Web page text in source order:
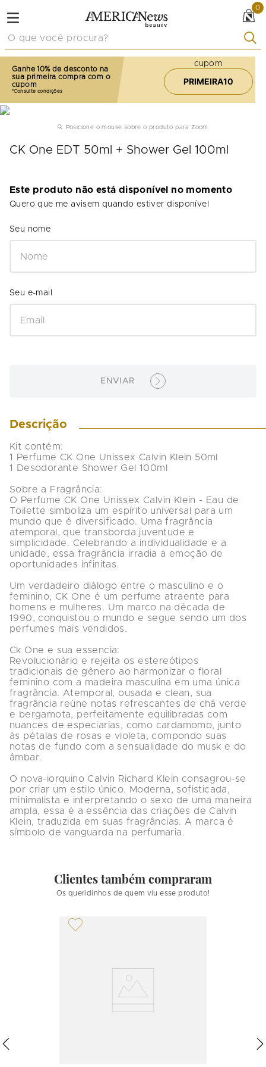
0
Ganhe 10% de desconto na
sua primeira compra com o
cupom
cupom
PRIMEIRA10
Posicione o mouse sobre o produto para Zoom
CK One EDT 50ml + Shower Gel 100ml
Este produto não está disponível no momento
Quero que me avisem quando estiver disponível
ENVIAR
Descrição
Kit contém:
1 Perfume CK One Unissex Calvin Klein 50ml
1 Desodorante Shower Gel 100ml
Sobre a Fragrância:
O Perfume CK One Unissex Calvin Klein - Eau de
Toilette simboliza um espírito universal para um
mundo que é diversificado. Uma fragrância
atemporal, que transborda juventude e
simplicidade. Celebrando a individualidade e a
unidade, essa fragrância irradia a emoção de
oportunidades infinitas.
Um verdadeiro diálogo entre o masculino e o
feminino, CK One é um perfume atraente para
homens e mulheres. Um marco na década de
1990, conquistou o mundo e segue sendo um dos
perfumes mais vendidos.
Ck One e sua essencia:
Revolucionário e rejeita os estereótipos
tradicionais de gênero ao harmonizar o floral
feminino com a madeira masculina em uma única
fragrância. Atemporal, ousada e clean, sua
fragrância reúne notas refrescantes de chá verde
e bergamota, perfeitamente equilibradas com
nuances de especiarias, como cardamomo, junto
às pétalas de rosas e violeta, compondo suas
notas de fundo com a sensualidade do musk e do
âmbar.
O nova-iorquino Calvin Richard Klein consagrou-se
por criar um estilo único. Moderna, sofisticada,
minimalista e interpretando o sexo de uma maneira
ampla, essa é a essência das criações de Calvin
Klein, traduzida em suas fragrâncias. A marca é
símbolo de vanguarda na perfumaria.
Clientes também compraram
Os queridinhos de quem viu esse produto!